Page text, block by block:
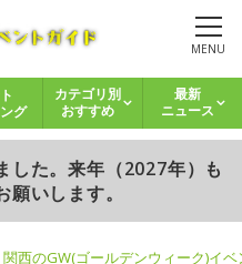
MENU
グ
カテゴリ別
おすすめ
最新
ニュース
した。来年（2027年）も
いします。
関西のGW(ゴールデンウィーク)イ